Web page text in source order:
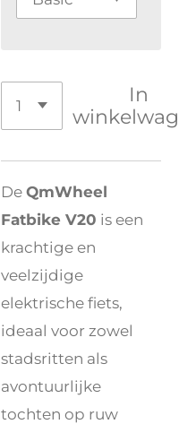
In
DeQmWheel
Fatbike V20 is een
krachtige en
veelzijdige
elektrische fiets,
ideaal voor zowel
stadsritten als
avontuurlijke
tochten op ruw